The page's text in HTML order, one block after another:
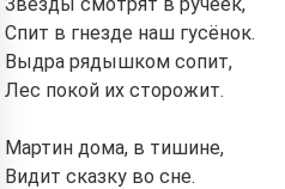
Спит в гнезде наш гусёнок.
Выдра рядышком сопит,
Лес покой их сторожит.
Мартин дома, в тишине,
Видит сказку во сне.